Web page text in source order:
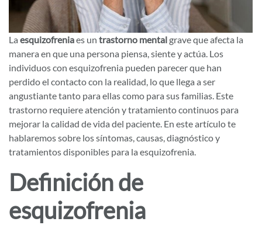
La esquizofreniaes un trastorno mental grave que afecta la
manera en que una persona piensa, siente y actúa. Los
individuos con esquizofrenia pueden parecer que han
perdido el contacto con la realidad, lo que llega a ser
angustiante tanto para ellas como para sus familias. Este
trastorno requiere atención y tratamiento continuos para
mejorar la calidad de vida del paciente. En este artículo te
hablaremos sobre los síntomas, causas, diagnóstico y
tratamientos disponibles para la esquizofrenia.
Definición de
esquizofrenia